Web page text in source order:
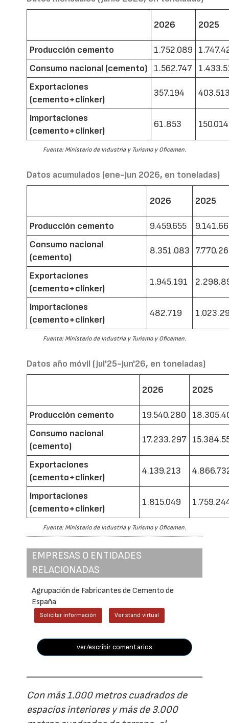
2026 2025
Producción cemento 1.752.089
Consumo nacional (cemento)
1.562.747
Exportaciones
(cemento+clínker)
357.194
Importaciones
(cemento+clínker)
61.853 150.014
Fuente: Ministerio de Industria y Turismo y Oficemen.
Datos acumulados (ene-jun 2026, en toneladas)
2026 2025
Producción cemento 9.459.655
Consumo nacional
(cemento)
8.351.083
Exportaciones
(cemento+clínker)
1.945.191
Importaciones
(cemento+clínker)
482.719
Fuente: Ministerio de Industria y Turismo y Oficemen.
Datos año móvil (jul'25-jun'26, en toneladas)
2026 2025
Producción cemento 19.540.280
Consumo nacional
(cemento)
17.233.297
Exportaciones
(cemento+clínker)
4.139.213
Importaciones
(cemento+clínker)
1.815.049
Fuente: Ministerio de Industria y Turismo y Oficemen.
EMPRESAS O ENTIDADES
RELACIONADAS
Agrupación de Fabricantes de Cemento de
España
Solicitar información Ver stand virtual
ver/escribir comentarios
Con más 1.000 metros cuadrados de
espacios interiores y más de 3.000